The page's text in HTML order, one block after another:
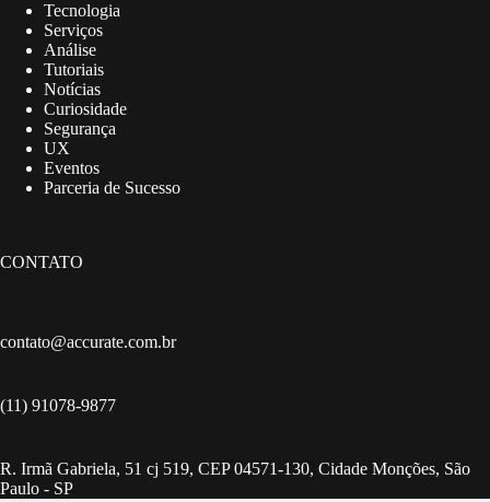
Tecnologia
Serviços
Análise
Tutoriais
Notícias
Curiosidade
Segurança
UX
Eventos
Parceria de Sucesso
CONTATO
contato@accurate.com.br
(11) 91078-9877
R. Irmã Gabriela, 51 cj 519, CEP 04571-130, Cidade Monções, São
Paulo - SP